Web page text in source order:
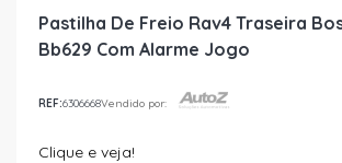
Pastilha De Freio Rav4 Traseira
Bb629 Com Alarme Jogo
REF:6306668Vendido por:
Clique e veja!